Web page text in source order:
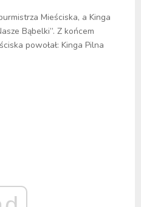
Mieściska, a Kinga
Bąbelki”. Z końcem
powołał: Kinga Pilna